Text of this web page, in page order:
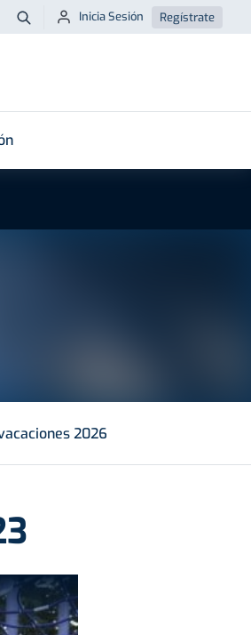
Buscar
Inicia Sesión Regístrate
2026